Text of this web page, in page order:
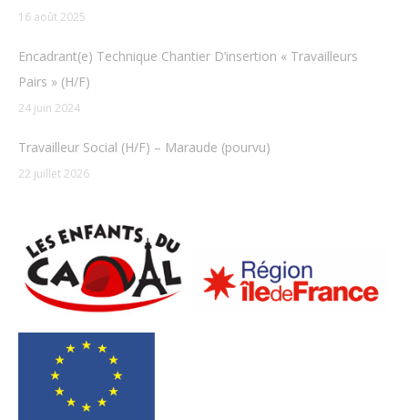
16 août 2025
Encadrant(e) Technique Chantier D’insertion « Travailleurs
Pairs » (H/F)
24 juin 2024
Travailleur Social (H/F) – Maraude (pourvu)
22 juillet 2026